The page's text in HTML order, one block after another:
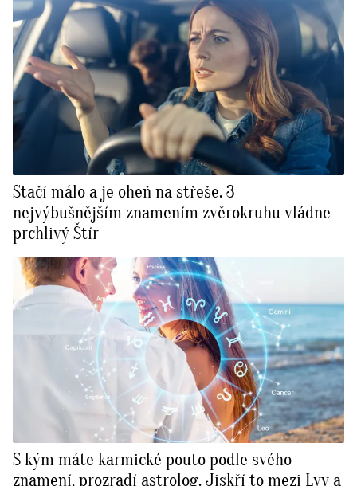
Stačí málo a je oheň na střeše. 3
nejvýbušnějším znamením zvěrokruhu vládne
prchlivý Štír
S kým máte karmické pouto podle svého
znamení, prozradí astrolog. Jiskří to mezi Lvy a